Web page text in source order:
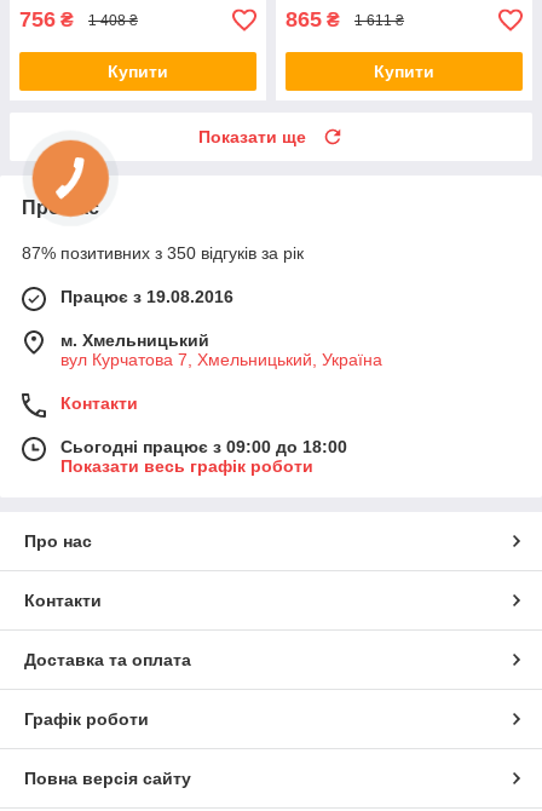
756 ₴ 1 408 ₴
Купити
865 ₴ 1 611 ₴
Купити
Показати ще
Про нас
87% позитивних з 350 відгуків за рік
Працює з 19.08.2016
м. Хмельницький
вул Курчатова 7, Хмельницький, Україна
Контакти
Сьогодні працює з 09:00 до 18:00
Показати весь графік роботи
Про нас
Контакти
Доставка та оплата
Графік роботи
Повна версія сайту